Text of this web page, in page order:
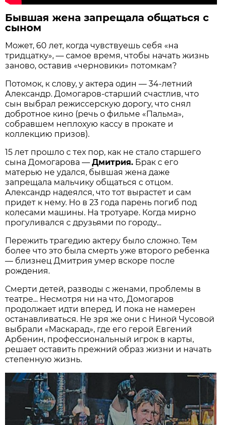
Бывшая жена запрещала общаться с
сыном
Может, 60 лет, когда чувствуешь себя «на
тридцатку», — самое время, чтобы начать жизнь
заново, оставив «черновики» потомкам?
Потомок, к слову, у актера один — 34-летний
Александр. Домогаров-старший счастлив, что
сын выбрал режиссерскую дорогу, что снял
добротное кино (речь о фильме «Пальма»,
собравшем неплохую кассу в прокате и
коллекцию призов).
15 лет прошло с тех пор, как не стало старшего
сына Домогарова —Дмитрия. Брак с его
матерью не удался, бывшая жена даже
запрещала мальчику общаться с отцом.
Александр надеялся, что тот вырастет и сам
придет к нему. Но в 23 года парень погиб под
колесами машины. На тротуаре. Когда мирно
прогуливался с друзьями по городу...
Пережить трагедию актеру было сложно. Тем
более что это была смерть уже второго ребенка
— близнец Дмитрия умер вскоре после
рождения.
Смерти детей, разводы с женами, проблемы в
театре... Несмотря ни на что, Домогаров
продолжает идти вперед. И пока не намерен
останавливаться. Не зря же они с Ниной Чусовой
выбрали «Маскарад», где его герой Евгений
Арбенин, профессиональный игрок в карты,
решает оставить прежний образ жизни и начать
степенную жизнь.